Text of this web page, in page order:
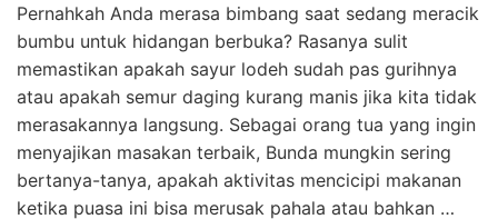
Pernahkah Anda merasa bimbang saat sedang meracik
bumbu untuk hidangan berbuka? Rasanya sulit
memastikan apakah sayur lodeh sudah pas gurihnya
atau apakah semur daging kurang manis jika kita tidak
merasakannya langsung. Sebagai orang tua yang ingin
menyajikan masakan terbaik, Bunda mungkin sering
bertanya-tanya, apakah aktivitas mencicipi makanan
ketika puasa ini bisa merusak pahala atau bahkan …